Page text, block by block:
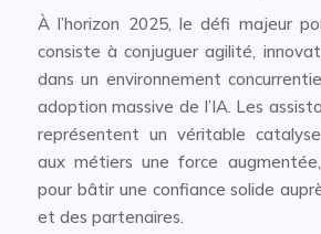
À l’horizon 2025, le défi majeur
consiste à conjuguer agilité,
dans un environnement
adoption massive de l’IA. Les
représentent un véritable
aux métiers une force
pour bâtir une confiance solide
et des partenaires.